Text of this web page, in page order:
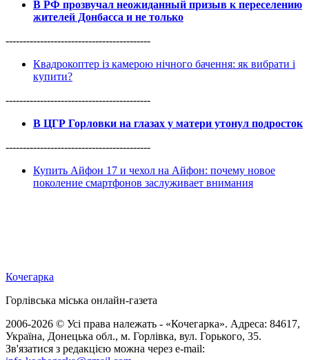
В РФ прозвучал неожиданный призыв к переселению
жителей Донбасса и не только
------------------------------------------
Квадрокоптер із камерою нічного бачення: як вибрати і
купити?
------------------------------------------
В ЦГР Горловки на глазах у матери утонул подросток
------------------------------------------
Купить Айфон 17 и чехол на Айфон: почему новое
поколение смартфонов заслуживает внимания
Кочегарка
Горлівська міська онлайн-газета
2006-2026 © Усі права належать - «Кочегарка». Адреса: 84617,
Україна, Донецька обл., м. Горлівка, вул. Горького, 35.
Зв'язатися з редакцією можна через e-mail: